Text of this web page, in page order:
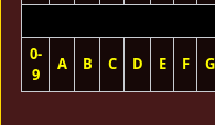
0-
9
A B C D E F G